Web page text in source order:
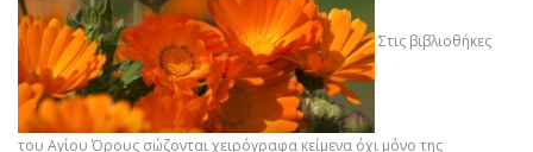
Στις βιβλιοθήκες
του Αγίου Όρους σώζονται χειρόγραφα κείμενα όχι μόνο της